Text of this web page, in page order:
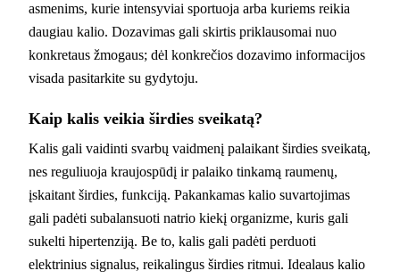
asmenims, kurie intensyviai sportuoja arba kuriems reikia
daugiau kalio. Dozavimas gali skirtis priklausomai nuo
konkretaus žmogaus; dėl konkrečios dozavimo informacijos
visada pasitarkite su gydytoju.
Kaip kalis veikia širdies sveikatą?
Kalis gali vaidinti svarbų vaidmenį palaikant širdies sveikatą,
nes reguliuoja kraujospūdį ir palaiko tinkamą raumenų,
įskaitant širdies, funkciją. Pakankamas kalio suvartojimas
gali padėti subalansuoti natrio kiekį organizme, kuris gali
sukelti hipertenziją. Be to, kalis gali padėti perduoti
elektrinius signalus, reikalingus širdies ritmui. Idealaus kalio